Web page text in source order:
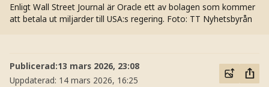
Enligt Wall Street Journal är Oracle ett av bolagen som kommer
att betala ut miljarder till USA:s regering. Foto: TT Nyhetsbyrån
Publicerad:13 mars 2026, 23:08
Uppdaterad: 14 mars 2026, 16:25